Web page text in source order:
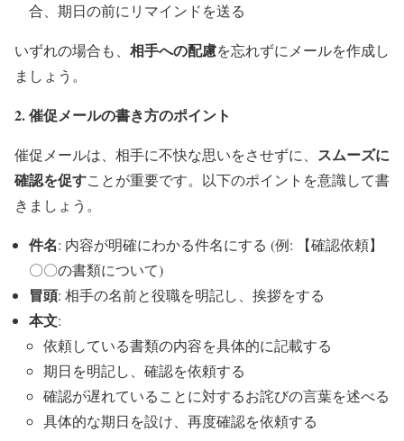
合、期日の前にリマインドを送る
いずれの場合も、 相手への配慮を忘れずにメールを作成し
ましょう。
2. 催促メールの書き方のポイント
催促メールは、相手に不快な思いをさせずに、 スムーズに
確認を促すことが重要です。以下のポイントを意識して書
きましょう。
件名: 内容が明確にわかる件名にする (例: 【確認依頼】
〇〇の書類について)
冒頭: 相手の名前と役職を明記し、挨拶をする
本文:
依頼している書類の内容を具体的に記載する
期日を明記し、確認を依頼する
確認が遅れていることに対するお詫びの言葉を述べる
具体的な期日を設け、再度確認を依頼する